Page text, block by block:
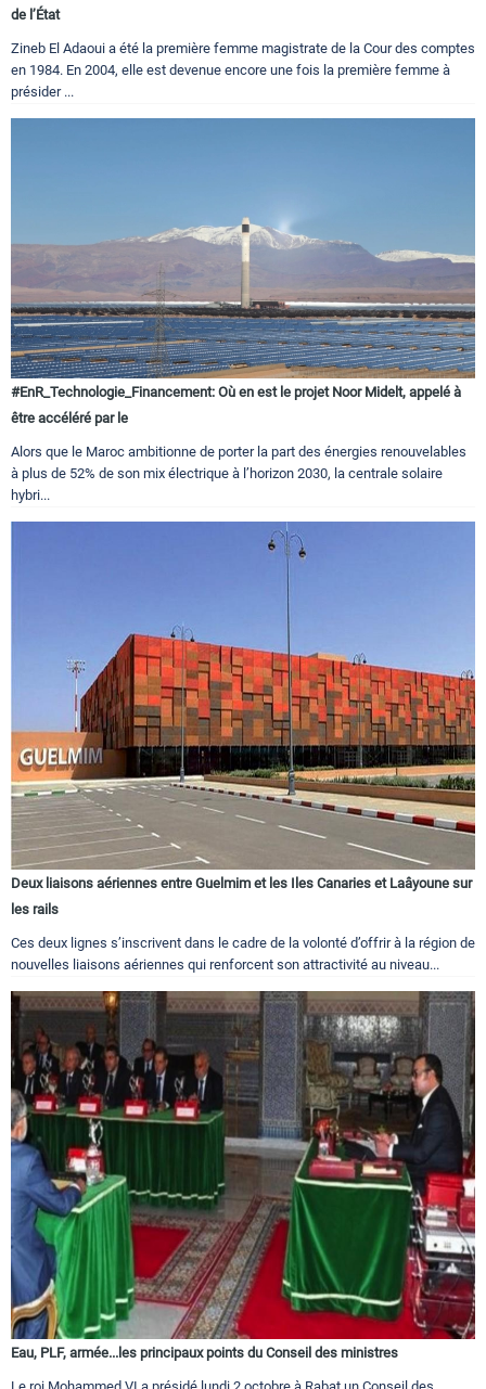
de l’État
Zineb El Adaoui a été la première femme magistrate de la Cour des comptes
en 1984. En 2004, elle est devenue encore une fois la première femme à
présider ...
#EnR_Technologie_Financement: Où en est le projet Noor Midelt, appelé à
être accéléré par le
Alors que le Maroc ambitionne de porter la part des énergies renouvelables
à plus de 52% de son mix électrique à l’horizon 2030, la centrale solaire
hybri...
Deux liaisons aériennes entre Guelmim et les Iles Canaries et Laâyoune sur
les rails
Ces deux lignes s’inscrivent dans le cadre de la volonté d’offrir à la région de
nouvelles liaisons aériennes qui renforcent son attractivité au niveau...
Eau, PLF, armée...les principaux points du Conseil des ministres